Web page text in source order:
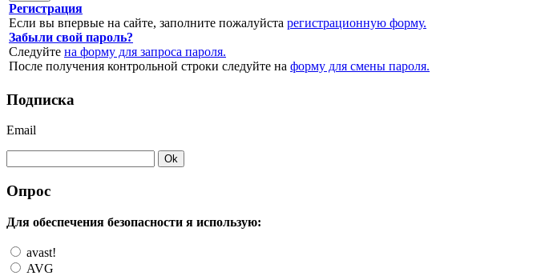
Регистрация
Если вы впервые на сайте, заполните пожалуйста регистрационную форму.
Забыли свой пароль?
Следуйте на форму для запроса пароля.
После получения контрольной строки следуйте на форму для смены пароля.
Подписка
Email
Опрос
Для обеспечения безопасности я использую:
avast!
AVG